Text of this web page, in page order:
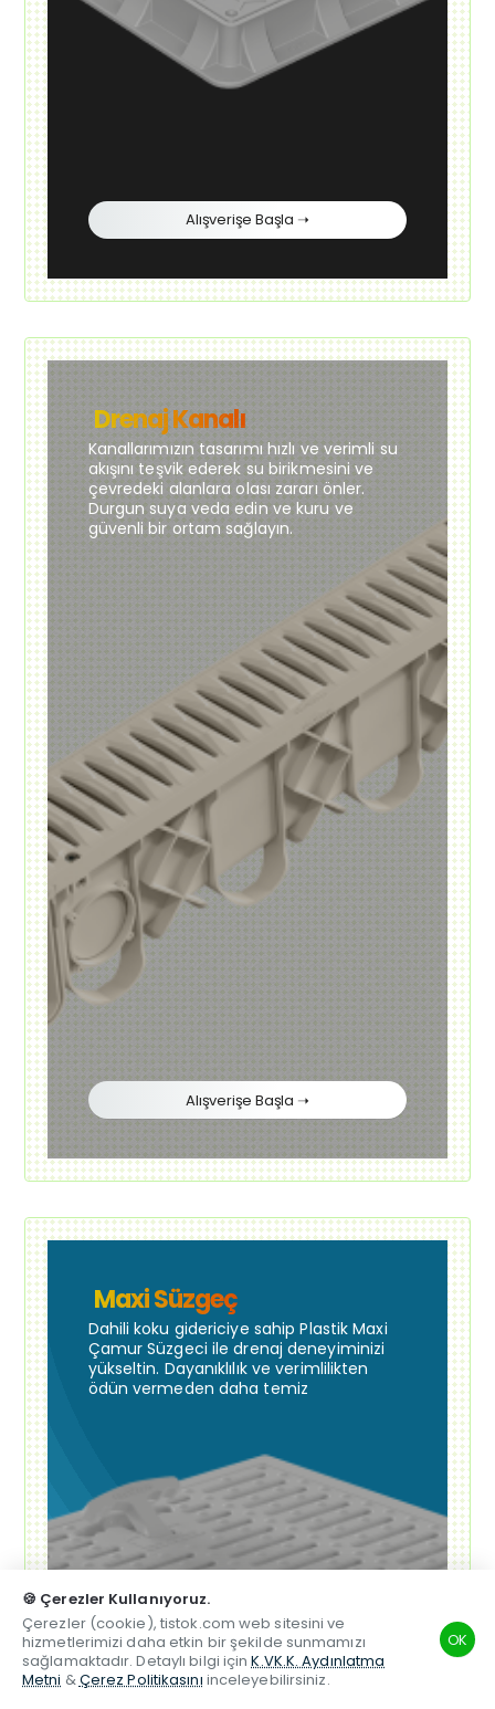
TSM Hesabım Whatsapp Telefon Beğenilen
🍪 Çerezler Kullanıyoruz.
Çerezler (cookie), tistok.com web sitesini ve
hizmetlerimizi daha etkin bir şekilde sunmamızı
sağlamaktadır. Detaylı bilgi içinK.VK.K. Aydınlatma
Metni &Çerez Politikasını inceleyebilirsiniz.
OK
Alışverişe Başla ➝
Drenaj Kanalı
Kanallarımızın tasarımı hızlı ve verimli su
akışını teşvik ederek su birikmesini ve
çevredeki alanlara olası zararı önler.
Durgun suya veda edin ve kuru ve
güvenli bir ortam sağlayın.
Alışverişe Başla ➝
Maxi Süzgeç
Dahili koku gidericiye sahip Plastik Maxi
Çamur Süzgeci ile drenaj deneyiminizi
yükseltin. Dayanıklılık ve verimlilikten
ödün vermeden daha temiz